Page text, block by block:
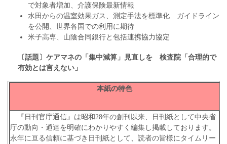
で対象者増加、介護保険最新情報
水田からの温室効果ガス、測定手法を標準化 ガイドライン
を公開、世界各国での利用に期待
米子高専、山陰合同銀行と包括連携協力協定
〔話題〕ケアマネの「集中減算」見直しを 検査院「合理的で
有効とは言えない」
本紙の特色
『日刊官庁通信』は昭和28年の創刊以来、日刊紙として中央省
庁の動向・通達を明確にわかりやすく編集し掲載しております。
永年に亘る信頼に基づき日刊紙として、読者の皆様にタイムリー